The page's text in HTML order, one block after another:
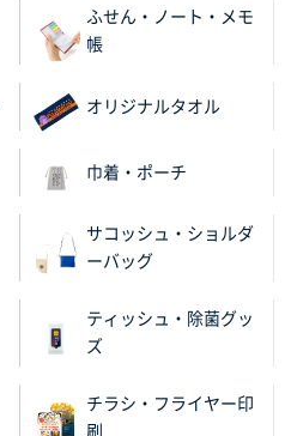
ふせん・ノート・メモ
帳
オリジナルタオル
巾着・ポーチ
サコッシュ・ショルダ
ーバッグ
ティッシュ・除菌グッ
ズ
チラシ・フライヤー印
刷